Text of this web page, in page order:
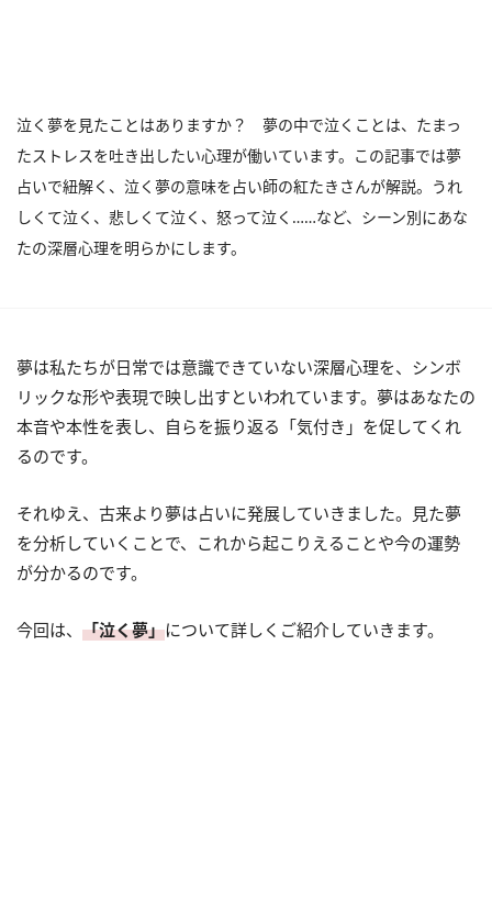
泣く夢を見たことはありますか？ 夢の中で泣くことは、たまっ
たストレスを吐き出したい心理が働いています。この記事では夢
占いで紐解く、泣く夢の意味を占い師の紅たきさんが解説。うれ
しくて泣く、悲しくて泣く、怒って泣く……など、シーン別にあな
たの深層心理を明らかにします。
夢は私たちが日常では意識できていない深層心理を、シンボ
リックな形や表現で映し出すといわれています。夢はあなたの
本音や本性を表し、自らを振り返る「気付き」を促してくれ
るのです。
それゆえ、古来より夢は占いに発展していきました。見た夢
を分析していくことで、これから起こりえることや今の運勢
が分かるのです。
今回は、 「泣く夢」について詳しくご紹介していきます。